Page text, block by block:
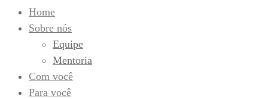
Home
Sobre nós
Equipe
Mentoria
Com você
Para você